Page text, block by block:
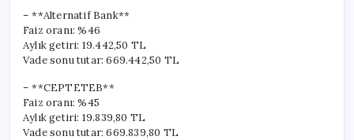
– **Alternatif Bank**
Faiz oranı: %46
Aylık getiri: 19.442,50 TL
Vade sonu tutar: 669.442,50 TL
– **CEPTETEB**
Faiz oranı: %45
Aylık getiri: 19.839,80 TL
Vade sonu tutar: 669.839,80 TL